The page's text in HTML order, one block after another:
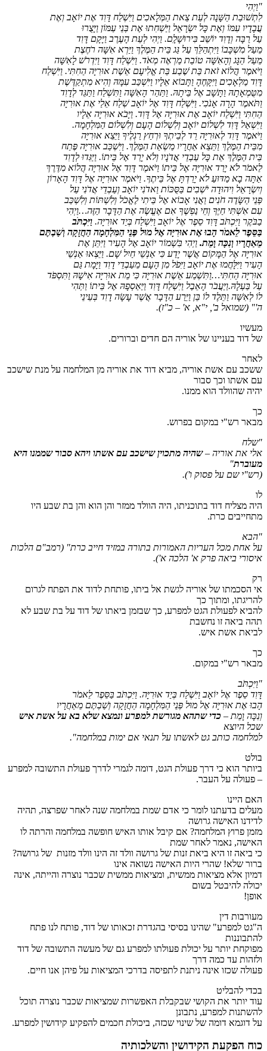
"וַיְהִי
לִתְשׁוּבַת הַשָּׁנָה לְעֵת צֵאת הַמְּלָאכִים וַיִּשְׁלַח דָּוִד אֶת יוֹאָב וְאֶת
עֲבָדָיו עִמּוֹ וְאֶת כָּל יִשְׂרָאֵל וַיַּשְׁחִתוּ אֶת בְּנֵי עַמּוֹן וַיָּצֻרוּ
עַל רַבָּה וְדָוִד יוֹשֵׁב בִּירוּשָׁלִָם. וַיְהִי לְעֵת הָעֶרֶב וַיָּקָם דָּוִד
מֵעַל מִשְׁכָּבוֹ וַיִּתְהַלֵּךְ עַל גַּג בֵּית הַמֶּלֶךְ וַיַּרְא אִשָּׁה רֹחֶצֶת
מֵעַל הַגָּג וְהָאִשָּׁה טוֹבַת מַרְאֶה מְאֹד. וַיִּשְׁלַח דָּוִד וַיִּדְרֹשׁ לָאִשָּׁה
וַיֹּאמֶר הֲלוֹא זֹאת בַּת שֶׁבַע בַּת אֱלִיעָם אֵשֶׁת אוּרִיָּה הַחִתִּי. וַיִּשְׁלַח
דָּוִד מַלְאָכִים וַיִּקָּחֶהָ וַתָּבוֹא אֵלָיו וַיִּשְׁכַּב עִמָּהּ וְהִיא מִתְקַדֶּשֶׁת
מִטֻּמְאָתָהּ וַתָּשָׁב אֶל בֵּיתָהּ. וַתַּהַר הָאִשָּׁה וַתִּשְׁלַח וַתַּגֵּד לְדָוִד
וַתֹּאמֶר הָרָה אָנֹכִי. וַיִּשְׁלַח דָּוִד אֶל יוֹאָב שְׁלַח אֵלַי אֶת אוּרִיָּה
הַחִתִּי וַיִּשְׁלַח יוֹאָב אֶת אוּרִיָּה אֶל דָּוִד. וַיָּבֹא אוּרִיָּה אֵלָיו
וַיִּשְׁאַל דָּוִד לִשְׁלוֹם יוֹאָב וְלִשְׁלוֹם הָעָם וְלִשְׁלוֹם הַמִּלְחָמָה.
וַיֹּאמֶר דָּוִד לְאוּרִיָּה רֵד לְבֵיתְךָ וּרְחַץ רַגְלֶיךָ וַיֵּצֵא אוּרִיָּה
מִבֵּית הַמֶּלֶךְ וַתֵּצֵא אַחֲרָיו מַשְׂאַת הַמֶּלֶךְ. וַיִּשְׁכַּב אוּרִיָּה פֶּתַח
בֵּית הַמֶּלֶךְ אֵת כָּל עַבְדֵי אֲדֹנָיו וְלֹא יָרַד אֶל בֵּיתוֹ. וַיַּגִּדוּ לְדָוִד
לֵאמֹר לֹא יָרַד אוּרִיָּה אֶל בֵּיתוֹ וַיֹּאמֶר דָּוִד אֶל אוּרִיָּה הֲלוֹא מִדֶּרֶךְ
אַתָּה בָא מַדּוּעַ לֹא יָרַדְתָּ אֶל בֵּיתֶךָ. וַיֹּאמֶר אוּרִיָּה אֶל דָּוִד הָאָרוֹן
וְיִשְׂרָאֵל וִיהוּדָה יֹשְׁבִים בַּסֻּכּוֹת וַאדֹנִי יוֹאָב וְעַבְדֵי אֲדֹנִי עַל
פְּנֵי הַשָּׂדֶה חֹנִים וַאֲנִי אָבוֹא אֶל בֵּיתִי לֶאֱכֹל וְלִשְׁתּוֹת וְלִשְׁכַּב
עִם אִשְׁתִּי חַיֶּךָ וְחֵי נַפְשֶׁךָ אִם אֶעֱשֶׂה אֶת הַדָּבָר הַזֶּה…וַיְהִי
בַבֹּקֶר וַיִּכְתֹּב דָּוִד סֵפֶר אֶל יוֹאָב וַיִּשְׁלַח בְּיַד אוּרִיָּה. וַיִּכְתֹּב
בַּסֵּפֶר לֵאמֹר הָבוּ אֶת אוּרִיָּה אֶל מוּל פְּנֵי הַמִּלְחָמָה הַחֲזָקָה וְשַׁבְתֶּם
מֵאַחֲרָיו וְנִכָּה וָמֵת. וַיְהִי בִּשְׁמוֹר יוֹאָב אֶל הָעִיר וַיִּתֵּן אֶת
אוּרִיָּה אֶל הַמָּקוֹם אֲשֶׁר יָדַע כִּי אַנְשֵׁי חַיִל שָׁם. וַיֵּצְאוּ אַנְשֵׁי
הָעִיר וַיִּלָּחֲמוּ אֶת יוֹאָב וַיִּפֹל מִן הָעָם מֵעַבְדֵי דָוִד וַיָּמָת גַּם
אוּרִיָּה הַחִתִּי…וַתִּשְׁמַע אֵשֶׁת אוּרִיָּה כִּי מֵת אוּרִיָּה אִישָׁהּ וַתִּסְפֹּד
עַל בַּעְלָהּ.וַיַּעֲבֹר הָאֵבֶל וַיִּשְׁלַח דָּוִד וַיַּאַסְפָהּ אֶל בֵּיתוֹ וַתְּהִי
לוֹ לְאִשָּׁה וַתֵּלֶד לוֹ בֵּן וַיֵּרַע הַדָּבָר אֲשֶׁר עָשָׂה דָוִד בְּעֵינֵי
ה'" (שמואל ב', י"א, א' – כ"ז).
מעשיו
של דוד בעניינו של אוריה הם חדים וברורים.
לאחר
ששכב עם אשת אוריה, מביא דוד את אוריה מן המלחמה על מנת שישכב
עם אשתו וכך סבור
יהיה שהוולד הוא ממנו.
כך
מבאר רש"י במקום בפרוש.
"שלח
אלי את אוריה –שהיה מתכוין שישכב עם אשתו ויהא סבור שממנו היא
מעוברת"
(רש"י שם על פסוק ו').
לו
היה מצליח דוד בתוכניתו, היה הוולד ממזר והן הוא והן בת שבע היו
מתחייבים כרת.
"הבא
על אחת מכל העריות האמורות בתורה במזיד חייב כרת" (רמב"ם הלכות
איסורי ביאה פרק א' הלכה א').
רק
אי הסכמתו של אוריה לגשת אל ביתו, פותחת לדוד את הפתח לגרום
להריגתו, ומתוך כך
להביא לפעולת הגט למפרע, כך שבזמן ביאתו של דוד על בת שבע לא
תהה ביאה זו נחשבת
לביאת אשת איש.
כך
מבאר רש"י במקום.
"וַיִּכְתֹּב
דָּוִד סֵפֶר אֶל יוֹאָב וַיִּשְׁלַח בְּיַד אוּרִיָּה. וַיִּכְתֹּב בַּסֵּפֶר לֵאמֹר
הָבוּ אֶת אוּרִיָּה אֶל מוּל פְּנֵי הַמִּלְחָמָה הַחֲזָקָה וְשַׁבְתֶּם מֵאַחֲרָיו
וְנִכָּה וָמֵת – כדי שתהא מגורשת למפרע ונמצא שלא בא על אשת איש
שכל היוצא
למלחמה כותב גט לאשתו על תנאי אם ימות במלחמה".
בולט
ביותר הוא כי דרך פעולת הגט, דומה לגמרי לדרך פעולת התשובה למפרע
– פעולה על העבר.
האם היינו
מעלים בדעתנו לומר כי אדם שמת במלחמה שנה לאחר שפרצה, תהיה
לדידנו האישה גרושה
מזמן פרוץ המלחמה? אם קיבל אותו האיש חופשה במלחמה והרתה לו
האישה, נאמר לאחר שמת
כי ביאה זו היא ביאת זנות של גרושה וולד זה הינו וולד מזנות של גרושה?
ברור שלא! שהרי היות האישה נשואה אינו
דמיון אלא מציאות ממשית, ומציאות ממשית שכבר נוצרה והייתה, אינה
יכולה להיבטל בשום
אופן!
מעורבות דין
ה"גט למפרע" שהינו בסיסי בהגדרת זכאותו של דוד, פותח לנו פתח
להתבוננות
מפוקחת יותר על יכולת פעולתו למפרע גם של מעשה התשובה של דוד
ולזהות עד כמה דרך
פעולה שכזו אינה ניתנת לתפיסה בדרכי המציאות על פיהן אנו חיים.
בכדי להבליט
עוד יותר את הקושי שבקבלת האפשרות שמציאות שכבר נוצרה תוכל
להשתנות למפרע, נתבונן
על דוגמא דומה של שינוי שכזה, ביכולת חכמים להפקיע קידושין למפרע.
כוח הפקעת הקידושין והשלכותיה